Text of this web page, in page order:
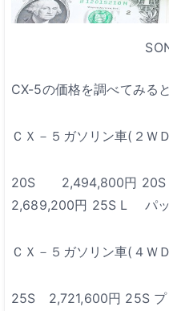
CX-5の価格を調べてみると
ＣＸ－５ガソリン車(２Ｗ
20S 2,494,800円
2,689,200円 25S L パ
ＣＸ－５ガソリン車(４Ｗ
25S 2,721,600円 25S